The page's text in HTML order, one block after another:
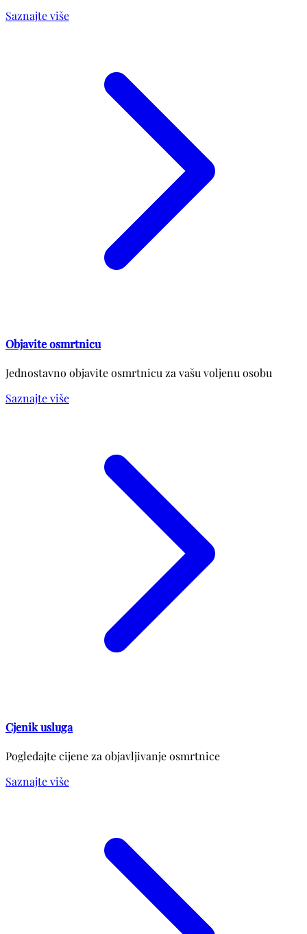
Saznajte više
Objavite osmrtnicu
Jednostavno objavite osmrtnicu za vašu voljenu osobu
Saznajte više
Cjenik usluga
Pogledajte cijene za objavljivanje osmrtnice
Saznajte više